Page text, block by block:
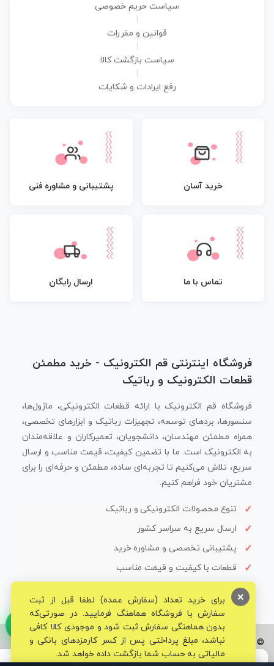
سیاست حریم خصوصی
قوانین و مقررات
سیاست بازگشت کالا
رفع ایرادات و شکایات
خرید آسان پشتیبانی و مشاوره فنی
تماس با ما ارسال رایگان
فروشگاه اینترنتی قم الکترونیک - خرید مطمئن
قطعات الکترونیک و رباتیک
فروشگاه قم الکترونیک با ارائه قطعات الکترونیکی، ماژول‌ها،
سنسورها، بردهای توسعه، تجهیزات رباتیک و ابزارهای تخصصی،
همراه مطمئن مهندسان، دانشجویان، تعمیرکاران و علاقه‌مندان
به الکترونیک است. ما با تضمین کیفیت، قیمت مناسب و ارسال
سریع، تلاش می‌کنیم تا تجربه‌ای ساده، مطمئن و حرفه‌ای را برای
مشتریان خود فراهم کنیم.
تنوع محصولات الکترونیکی و رباتیک
ارسال سریع به سراسر کشور
پشتیبانی تخصصی و مشاوره خرید
قطعات با کیفیت و قیمت مناسب
© تمامی حقوق برای فروشگاه تخصصی قم الکترونیک محفوظ می‌باشد.
برای خرید تعداد (سفارش عمده) لطفا قبل از ثبت
سفارش با فروشگاه هماهنگ فرمایید. در صورتی‌که
بدون هماهنگی سفارش ثبت شود و موجودی کالا کافی
نباشد، مبلغ پرداختی پس از کسر کارمزدهای بانکی و
مالیاتی به حساب شما بازگشت داده خواهد شد.
×